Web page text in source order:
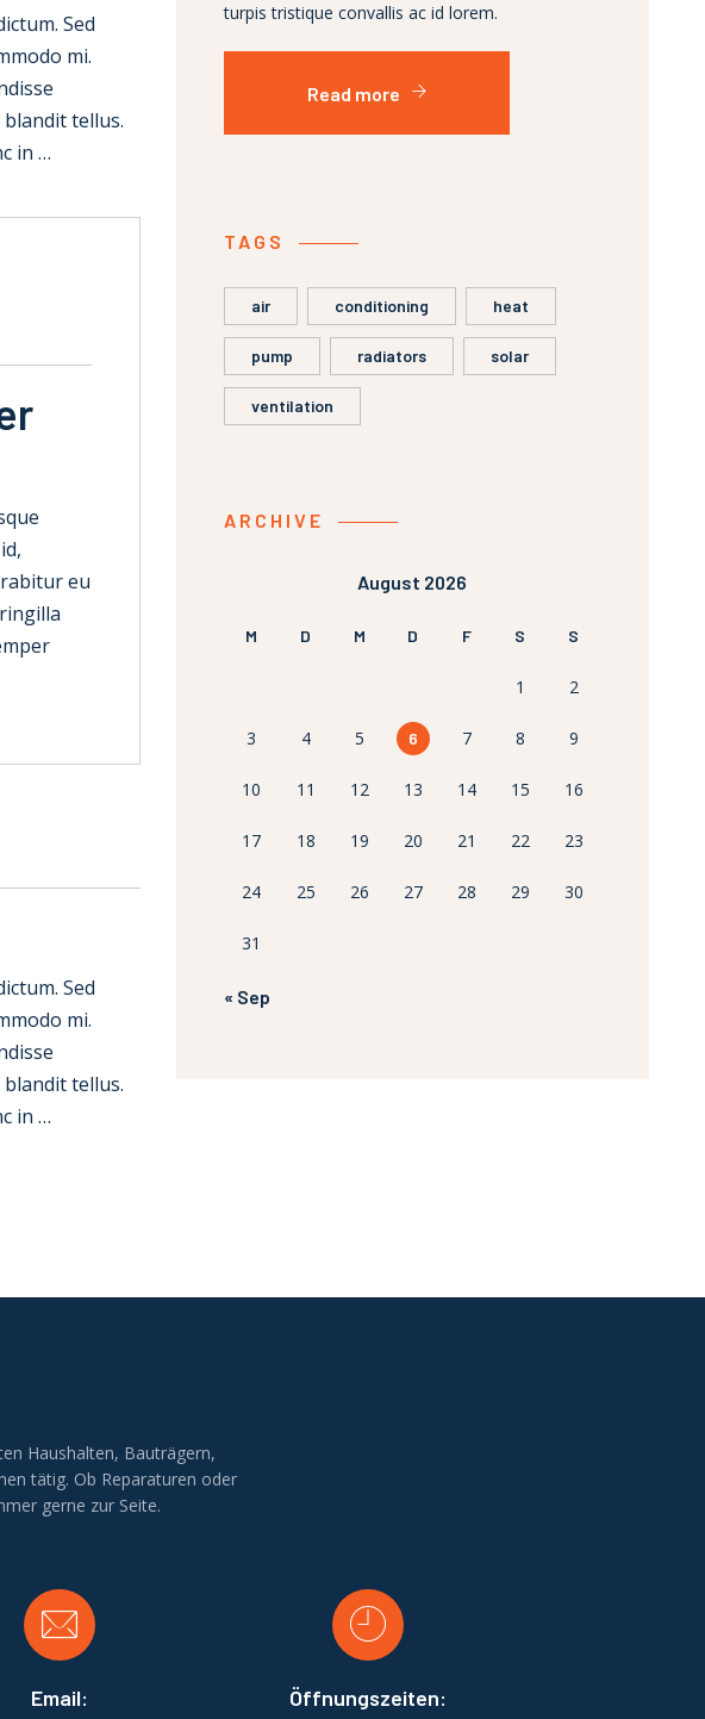
Sed
mi.
tellus.
in …
eu
Sed
mi.
tellus.
in …
turpis tristique convallis ac id lorem.
Read more
TAGS
air conditioning heat
pump radiators solar
ventilation
ARCHIVE
August 2026
M D M D F S S
1 2
3 4 5 6 7 8 9
10 11 12 13 14 15 16
17 18 19 20 21 22 23
24 25 26 27 28 29 30
31
« Sep
Haushalten, Bauträgern,
tätig. Ob Reparaturen oder
gerne zur Seite.
Email: Öffnungszeiten: